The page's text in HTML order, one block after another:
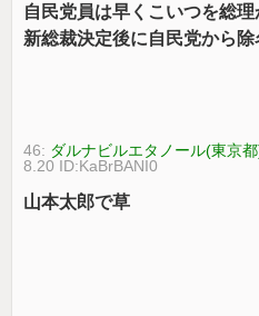
自民党員は早くこいつを総理
新総裁決定後に自民党から除
46: ダルナビルエタノール(東京
8.20 ID:KaBrBANI0
山本太郎で草